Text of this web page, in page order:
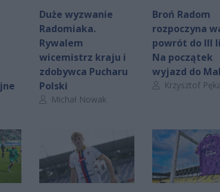
Duże wyzwanie
Radomiaka.
Rywalem
wicemistrz kraju i
zdobywca Pucharu
Polski
Autor artykułu:
Michał Nowak
Broń Radom
rozpoczyna
powrót do III
Na początek
wyjazd do
Autor artykułu:
Krzysztof